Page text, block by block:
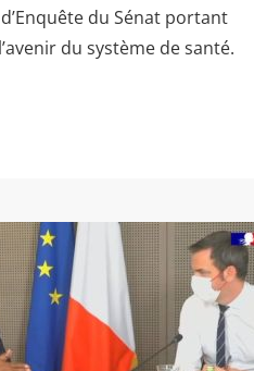
du Sénat portant
du système de santé.
Francis SAINT-HUBERT
de la Santé le 10 juin